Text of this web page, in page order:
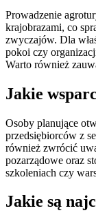
Prowadzenie
krajobrazami, co
zwyczajów. Dla
pokoi czy
Warto również
Jakie
Osoby planujące
przedsiębiorców z
również zwrócić
pozarządowe oraz
szkoleniach czy
Jakie są